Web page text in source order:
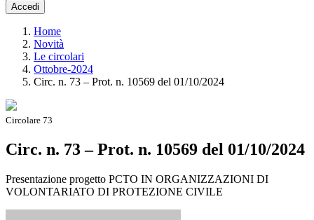
Accedi
Home
Novità
Le circolari
Ottobre-2024
Circ. n. 73 – Prot. n. 10569 del 01/10/2024
Circolare 73
Circ. n. 73 – Prot. n. 10569 del 01/10/2024
Presentazione progetto PCTO IN ORGANIZZAZIONI DI
VOLONTARIATO DI PROTEZIONE CIVILE